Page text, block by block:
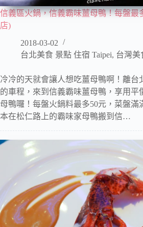
信義區火鍋，信義霸味薑母鴨！每盤最
店)
2018-03-02
台北美食 景點 住宿 Taipei, 台灣美
冷冷的天就會讓人想吃薑母鴨啊！離台
的車程，來到信義霸味薑母鴨，享用平
母鴨囉！每盤火鍋料最多50元，菜盤滿
本在松仁路上的霸味家母鴨搬到信…